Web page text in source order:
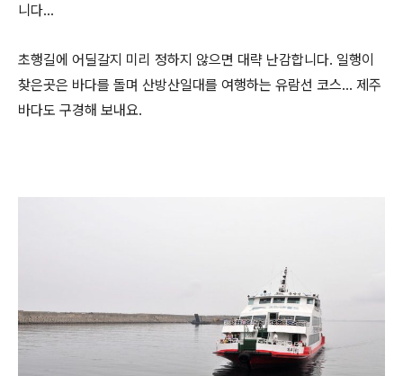
니다...
초행길에 어딜갈지 미리 정하지 않으면 대략 난감합니다. 일행이
찾은곳은 바다를 돌며 산방산일대를 여행하는 유람선 코스... 제주
바다도 구경해 보내요.